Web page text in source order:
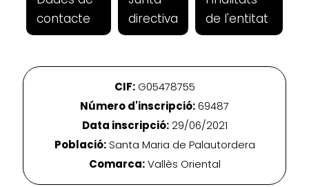
contacte
directiva
de l'entitat
CIF:G05478755
Número d'inscripció:69487
Data inscripció:29/06/2021
Població:Santa Maria de Palautordera
Comarca:Vallès Oriental